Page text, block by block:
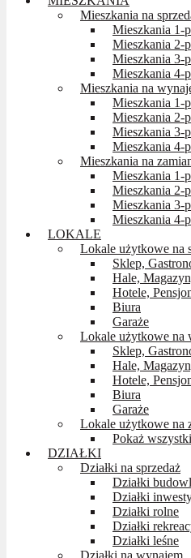
Mieszkania na
Mieszkania 1-
Mieszkania 2-
Mieszkania 3-
Mieszkania 4-
Mieszkania na
Mieszkania 1-
Mieszkania 2-
Mieszkania 3-
Mieszkania 4-
Mieszkania na
Mieszkania 1-
Mieszkania 2-
Mieszkania 3-
Mieszkania 4-
LOKALE
Lokale użytkowe na
Sklep,
Hale,
Hotele,
Biura
Garaże
Lokale użytkowe na
Sklep,
Hale,
Hotele,
Biura
Garaże
Lokale użytkowe na
Pokaż
DZIAŁKI
Działki na sprzedaż
Działki
Działki
Działki rolne
Działki
Działki leśne
Działki na wynajem